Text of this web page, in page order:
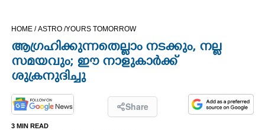
OPINION
PHOTOS
HOME /ASTRO /YOURS TOMORROW
ആഗ്രഹിക്കുന്നതെല്ലാം നടക്കും, നല്ല
സമയവും; ഈ നാളുകാർക്ക്
ശുക്രനുദിച്ചു
Share
3 MIN READ